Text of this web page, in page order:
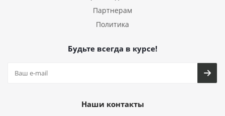
Партнерам
Политика
Будьте всегда в курсе!
Наши контакты